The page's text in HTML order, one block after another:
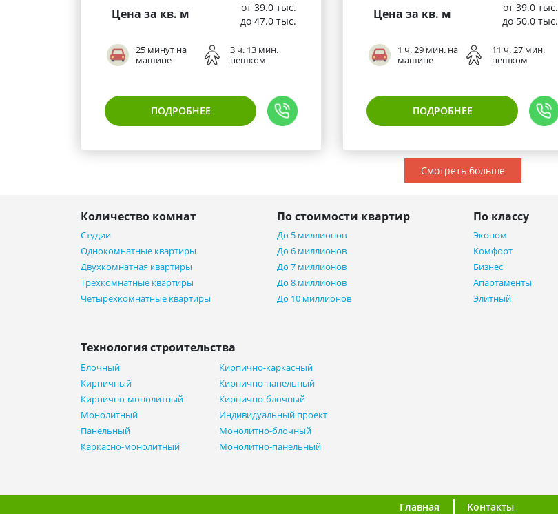
Цена за кв. м
от 39.0 тыс.
до 47.0 тыс.
25 минут на
машине
3 ч. 13 мин.
пешком
ПОДРОБНЕЕ
Цена за кв. м
от 39.0 тыс.
до 50.0 тыс.
1 ч. 29 мин. на
машине
11 ч. 27 мин.
пешком
ПОДРОБНЕЕ
Смотреть больше
Количество комнат
Студии
Однокомнатные квартиры
Двухкомнатная квартиры
Трехкомнатные квартиры
Четырехкомнатные квартиры
По стоимости квартир
До 5 миллионов
До 6 миллионов
До 7 миллионов
До 8 миллионов
До 10 миллионов
По классу
Эконом
Комфорт
Бизнес
Апартаменты
Элитный
Технология строительства
Блочный
Кирпичный
Кирпично-монолитный
Монолитный
Панельный
Каркасно-монолитный
Кирпично-каркасный
Кирпично-панельный
Кирпично-блочный
Индивидуальный проект
Монолитно-блочный
Монолитно-панельный
Главная Контакты